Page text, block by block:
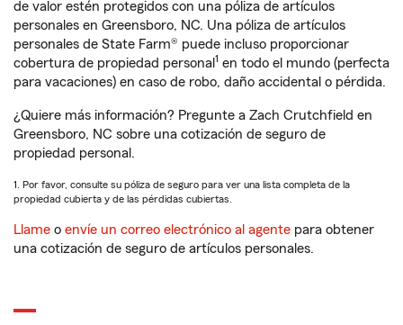
de valor estén protegidos con una póliza de artículos
personales en Greensboro, NC. Una póliza de artículos
personales de State Farm® puede incluso proporcionar
cobertura de propiedad personal 1 en todo el mundo (perfecta
para vacaciones) en caso de robo, daño accidental o pérdida.
¿Quiere más información? Pregunte a Zach Crutchfield en
Greensboro, NC sobre una cotización de seguro de
propiedad personal.
1. Por favor, consulte su póliza de seguro para ver una lista completa de la
propiedad cubierta y de las pérdidas cubiertas.
Llame o envíe un correo electrónico al agente para obtener
una cotización de seguro de artículos personales.